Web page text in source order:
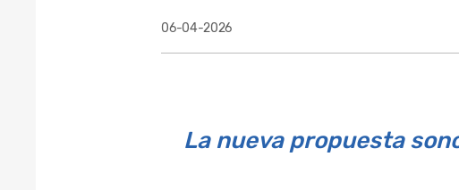
06-04-2026
La nueva propuesta